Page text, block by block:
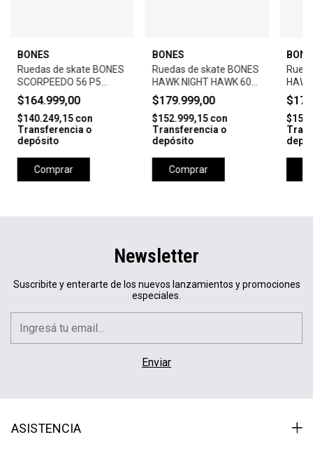
BONES
Ruedas de skate BONES
SCORPEEDO 56 P5
SIDECUT SKATEPARK
FORMULA 81B 4K
$164.999,00
$140.249,15con
Transferencia o
depósito
Comprar
BONES
Ruedas de skate BONES
HAWK NIGHT HAWK 60
SIDECUTS SKATEPARK
FORMULA 84B 4PK
$179.999,00
$152.999,15con
Transferencia o
depósito
Comprar
Newsletter
Suscribite y enterarte de los nuevos lanzamientos y promociones
especiales.
ASISTENCIA